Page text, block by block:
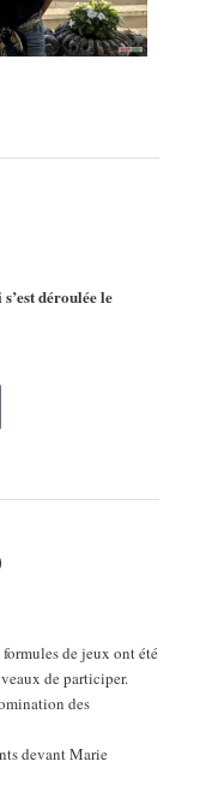
déroulée le
de jeux ont été
de participer.
des
devant Marie